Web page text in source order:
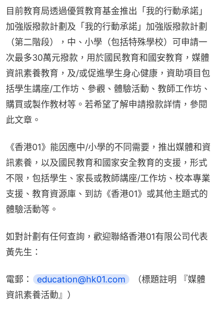
目前教育局透過優質教育基金推出「我的行動承諾」
加強版撥款計劃及「我的行動承諾」加強版撥款計劃
（第二階段），中、小學（包括特殊學校）可申請一
次最多30萬元撥款，用於國民教育和國安教育，媒體
資訊素養教育，及/或促進學生身心健康，資助項目包
括學生講座/工作坊、參觀、體驗活動、教師工作坊、
購買或製作教材等。若希望了解申請撥款詳情，參閱
此文章。
《香港01》能因應中/小學的不同需要，推出媒體和資
訊素養，以及國民教育和國家安全教育的支援，形式
不限，包括學生、家長或教師講座/工作坊、校本專業
支援、教育資源庫、到訪《香港01》或其他主題式的
體驗活動等。
如對計劃有任何查詢，歡迎聯絡香港01有限公司代表
黃先生：
電郵： education@hk01.com
（標題註明 『媒體
資訊素養活動』）